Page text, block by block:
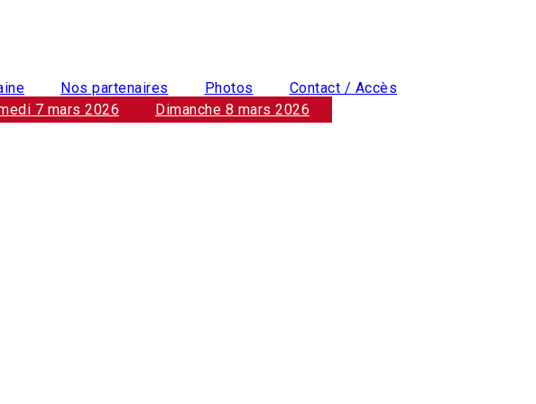
7 mars 2026 Dimanche 8 mars 2026
Nos partenaires Photos Contact / Accès